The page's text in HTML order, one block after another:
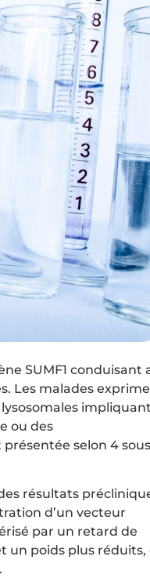
SUMF1 conduisant
Les malades
ou des
selon 4
résultats
d’un vecteur
par un retard de
un poids plus réduits,